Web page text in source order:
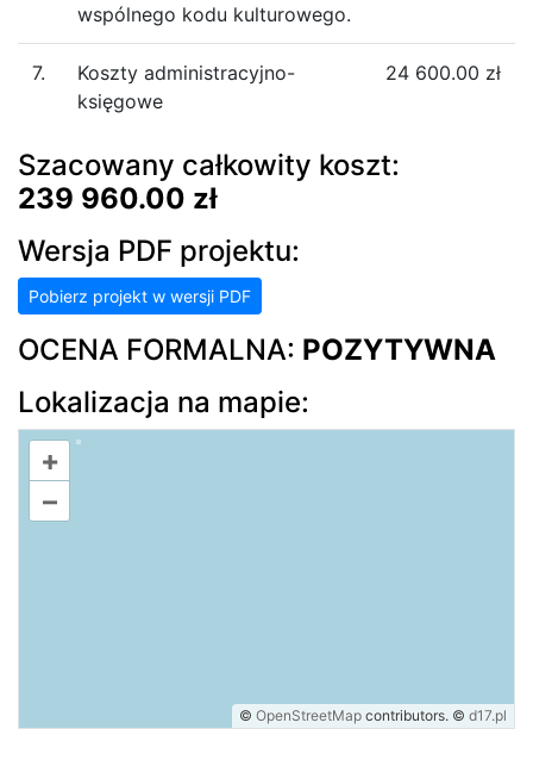
wspólnego kodu kulturowego.
7.
Koszty administracyjno-
księgowe
24 600.00 zł
Szacowany całkowity koszt:
239 960.00 zł
Wersja PDF projektu:
Pobierz projekt w wersji PDF
OCENA FORMALNA: POZYTYWNA
Lokalizacja na mapie:
+
–
© OpenStreetMap contributors. © d17.pl